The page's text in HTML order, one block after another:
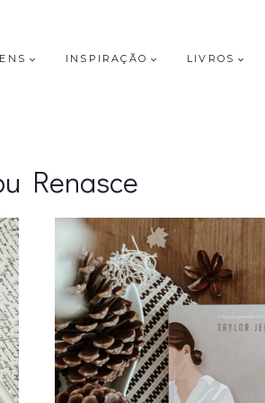
INSPIRAÇÃO LIVROS
Renasce